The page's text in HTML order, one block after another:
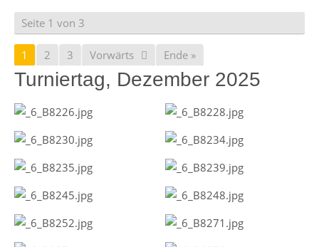
Seite 1 von 3
1 2 3 Vorwärts Ende »
Turniertag, Dezember 2025